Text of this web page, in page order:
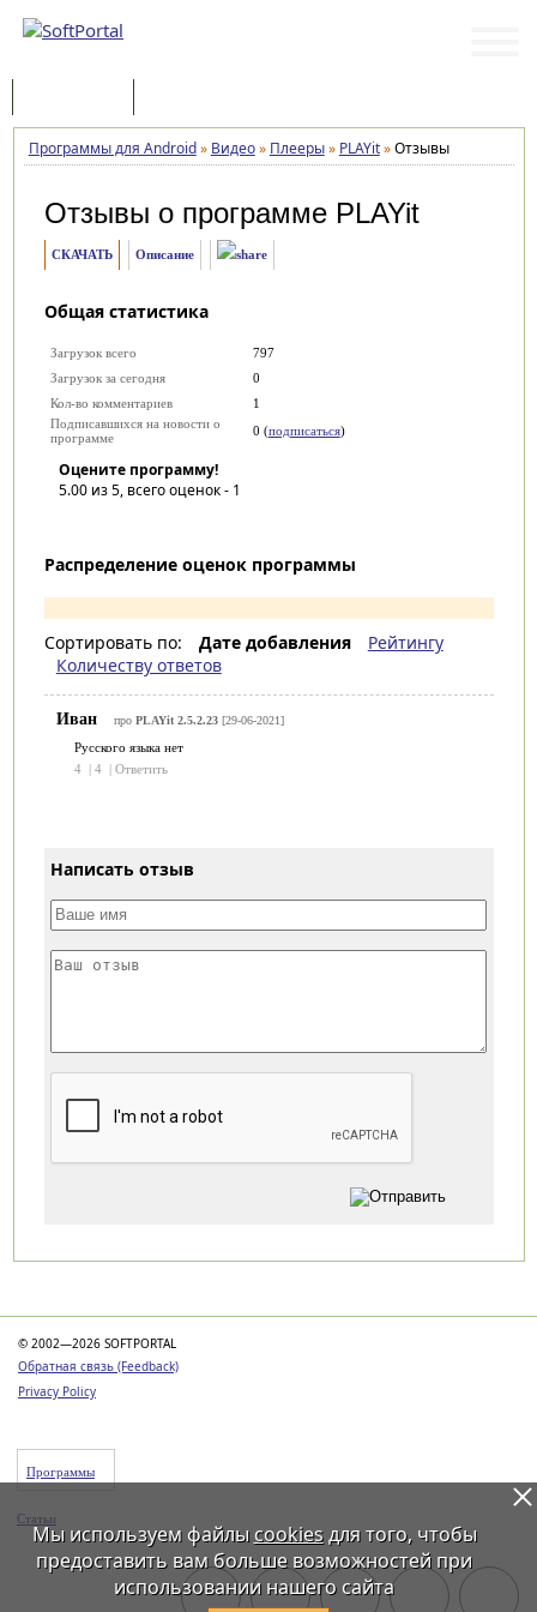
Программы для Android» Видео» Плееры» PLAYit»Отзывы
Отзывы о программе PLAYit
СКАЧАТЬ Описание
Общая статистика
Загрузок всего
797
Загрузок за сегодня
0
Кол-во комментариев
1
Подписавшихся на новости о
программе
0 (подписаться)
Оцените программу!
5.00из 5, всего оценок - 1
Распределение оценок программы
Сортировать по: Дате добавления
Рейтингу
Количеству ответов
Иван про PLAYit 2.5.2.23[29-06-2021]
Русского языка нет
4 | 4 | Ответить
Написать отзыв
© 2002—2026 SOFTPORTAL
Обратная связь (Feedback)
Privacy Policy
Программы
Статьи
Мы используем файлы cookiesдля того, чтобы
предоставить вам больше возможностей при
использовании нашего сайта